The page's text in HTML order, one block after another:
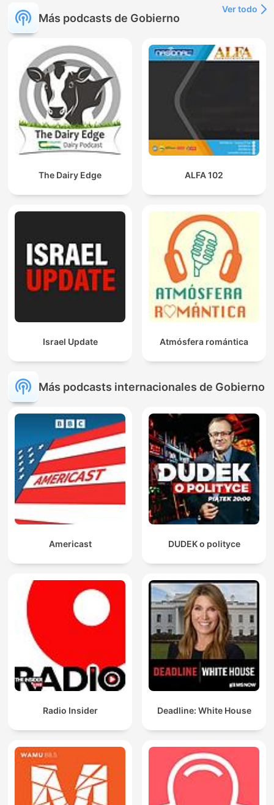
Más podcasts de Gobierno
Ver todo
The Dairy Edge ALFA 102
Israel Update Atmósfera romántica
Más podcasts internacionales de Gobierno
Americast DUDEK o polityce
Radio Insider Deadline: White House